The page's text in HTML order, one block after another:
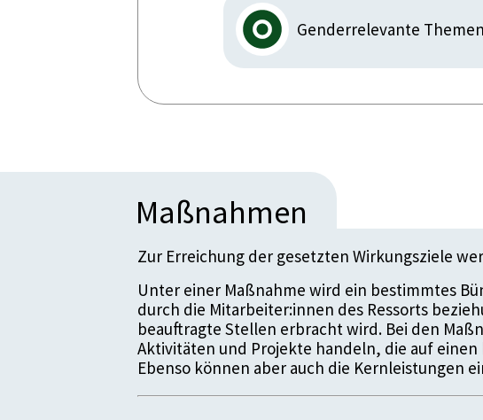
Genderrelevante
Maßnahmen
Zur Erreichung der gesetzten Wirkungsziele
Unter einer Maßnahme wird ein bestimmtes
durch die Mitarbeiter:innen des Ressorts
beauftragte Stellen erbracht wird. Bei den
Aktivitäten und Projekte handeln, die auf
Ebenso können aber auch die Kernleistungen